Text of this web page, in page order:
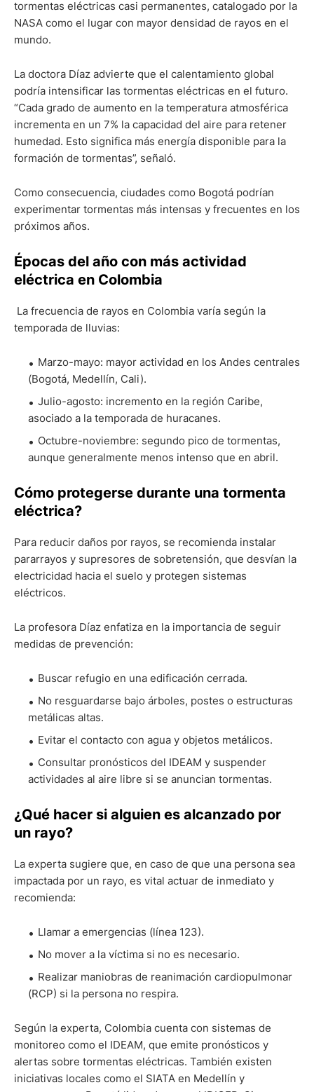
tormentas eléctricas casi permanentes, catalogado por la
NASA como el lugar con mayor densidad de rayos en el
mundo.
La doctora Díaz advierte que el calentamiento global
podría intensificar las tormentas eléctricas en el futuro.
“Cada grado de aumento en la temperatura atmosférica
incrementa en un 7% la capacidad del aire para retener
humedad. Esto significa más energía disponible para la
formación de tormentas”, señaló.
Como consecuencia, ciudades como Bogotá podrían
experimentar tormentas más intensas y frecuentes en los
próximos años.
Épocas del año con más actividad
eléctrica en Colombia
La frecuencia de rayos en Colombia varía según la
temporada de lluvias:
Marzo-mayo: mayor actividad en los Andes centrales
(Bogotá, Medellín, Cali).
Julio-agosto: incremento en la región Caribe,
asociado a la temporada de huracanes.
Octubre-noviembre: segundo pico de tormentas,
aunque generalmente menos intenso que en abril.
Cómo protegerse durante una tormenta
eléctrica?
Para reducir daños por rayos, se recomienda instalar
pararrayos y supresores de sobretensión, que desvían la
electricidad hacia el suelo y protegen sistemas
eléctricos.
La profesora Díaz enfatiza en la importancia de seguir
medidas de prevención:
Buscar refugio en una edificación cerrada.
No resguardarse bajo árboles, postes o estructuras
metálicas altas.
Evitar el contacto con agua y objetos metálicos.
Consultar pronósticos del IDEAM y suspender
actividades al aire libre si se anuncian tormentas.
¿Qué hacer si alguien es alcanzado por
un rayo?
La experta sugiere que, en caso de que una persona sea
impactada por un rayo, es vital actuar de inmediato y
recomienda:
Llamar a emergencias (línea 123).
No mover a la víctima si no es necesario.
Realizar maniobras de reanimación cardiopulmonar
(RCP) si la persona no respira.
Según la experta, Colombia cuenta con sistemas de
monitoreo como el IDEAM, que emite pronósticos y
alertas sobre tormentas eléctricas. También existen
iniciativas locales como el SIATA en Medellín y